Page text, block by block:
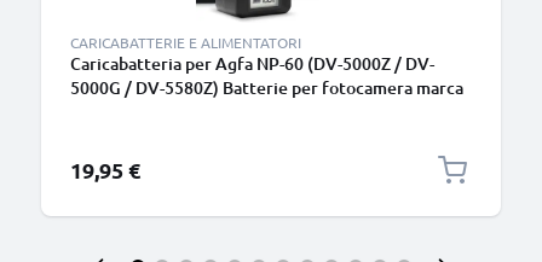
CARICABATTERIE E ALIMENTATORI
Caricabatteria per Agfa NP-60 (DV-5000Z / DV-
5000G / DV-5580Z) Batterie per fotocamera marca
19,95 €